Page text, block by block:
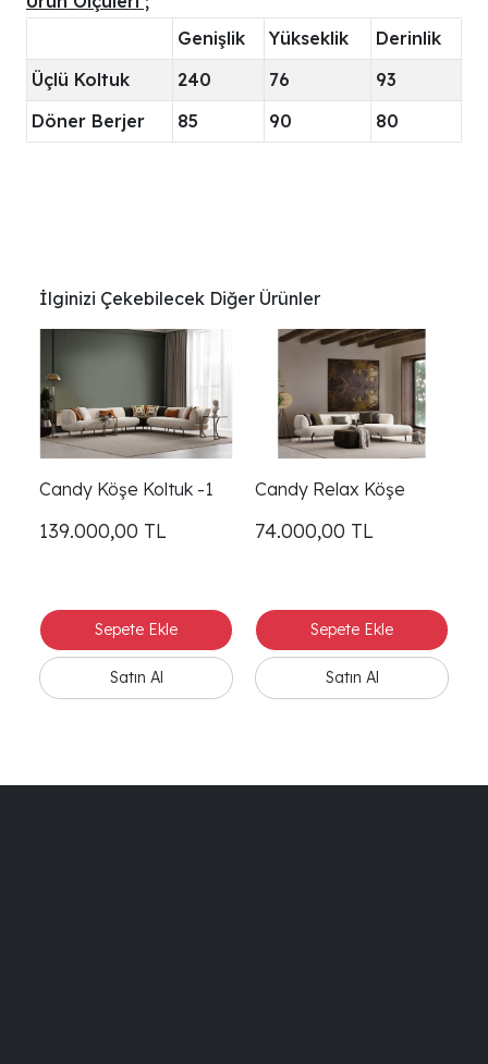
Genişlik
Yükseklik
Derinlik
Üçlü Koltuk
240 76
93
Döner Berjer
85 90 80
İlginizi Çekebilecek Diğer Ürünler
Candy Köşe Koltuk -1
139.000,00 TL
Candy Relax Köşe
74.000,00 TL